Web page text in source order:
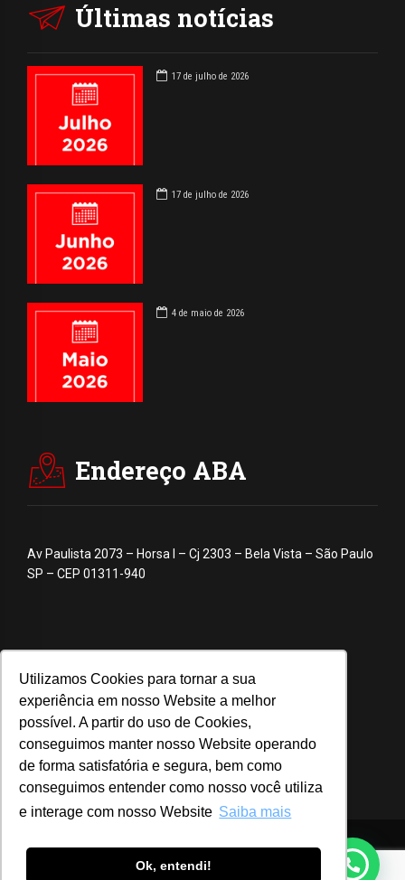
Utilizamos Cookies para tornar a sua
experiência em nosso Website a melhor
possível. A partir do uso de Cookies,
conseguimos manter nosso Website operando
de forma satisfatória e segura, bem como
conseguimos entender como nosso você utiliza
e interage com nosso Website Saiba mais
Ok, entendi!
Últimas notícias
17 de julho de 2026
17 de julho de 2026
4 de maio de 2026
Endereço ABA
Av Paulista 2073 – Horsa I – Cj 2303 – Bela Vista – São Paulo
SP – CEP 01311-940
© 2020 ABA – Associação Brasileira de Anunciantes